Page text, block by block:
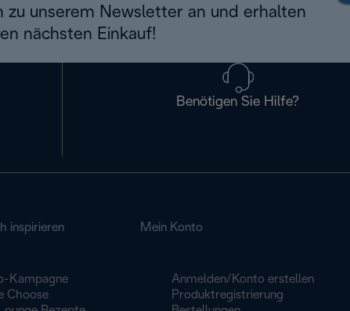
zu unserem Newsletter an und erhalten
nächsten Einkauf!
Benötigen Sie Hilfe?
inspirieren
Kampagne
Choose
Mein Konto
Anmelden/Konto erstellen
Produktregistrierung